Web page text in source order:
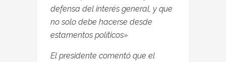
defensa del interés general, y que
no solo debe hacerse desde
estamentos políticos»
El presidente comentó que el